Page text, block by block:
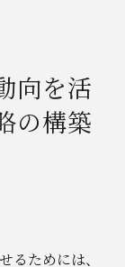
向を活
の構築
るためには、